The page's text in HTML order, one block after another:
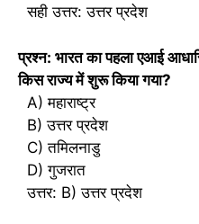
सही उत्तर: उत्तर प्रदेश
प्रश्न: भारत का पहला एआई
किस राज्य में शुरू किया गया?
A) महाराष्ट्र
B) उत्तर प्रदेश
C) तमिलनाडु
D) गुजरात
उत्तर: B) उत्तर प्रदेश